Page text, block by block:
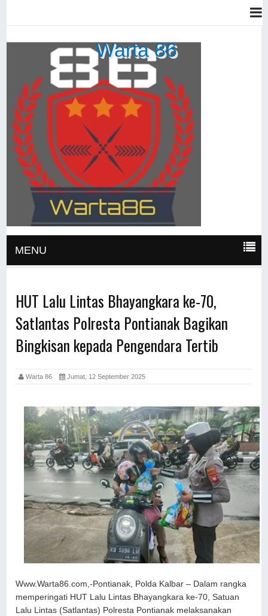
Warta 86
MENU
HUT Lalu Lintas Bhayangkara ke-70,
Satlantas Polresta Pontianak Bagikan
Bingkisan kepada Pengendara Tertib
Warta 86 Jumat, 12 September 2025
Www.Warta86.com,-Pontianak, Polda Kalbar – Dalam rangka
memperingati HUT Lalu Lintas Bhayangkara ke-70, Satuan
Lalu Lintas (Satlantas) Polresta Pontianak melaksanakan